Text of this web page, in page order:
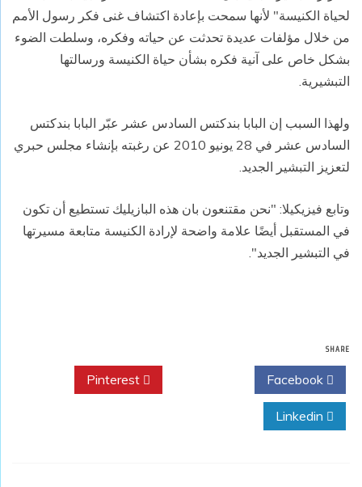
لحياة الكنيسة" لأنها سمحت بإعادة اكتشاف غنى فكر رسول الأمم
من خلال مؤلفات عديدة تحدثت عن حياته وفكره، وسلطت الضوء
بشكل خاص على آنية فكره بشأن حياة الكنيسة ورسالتها
التبشيرية.
ولهذا السبب إن البابا بندكتس السادس عشر عبّر البابا بندكتس
السادس عشر في 28 يونيو 2010 عن رغبته بإنشاء مجلس حبري
لتعزيز التبشير الجديد.
وتابع فيزيكيلا: "نحن مقتنعون بان هذه البازيليك تستطيع أن تكون
في المستقبل أيضًا علامة واضحة لإرادة الكنيسة متابعة مسيرتها
في التبشير الجديد".
SHARE